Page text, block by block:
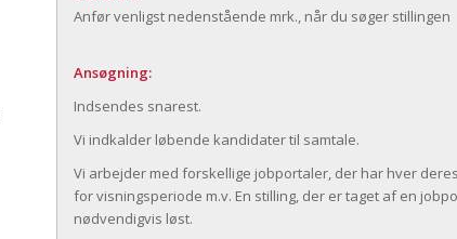
Anfør venligst nedenstående mrk., når du søger stillingen
Ansøgning:
Indsendes snarest.
Vi indkalder løbende kandidater til samtale.
Vi arbejder med forskellige jobportaler, der har hver
for visningsperiode m.v. En stilling, der er taget af en
nødvendigvis løst.